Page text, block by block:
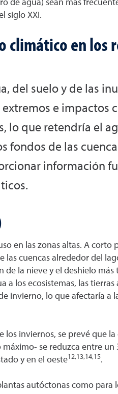
siglo XXI.
climático en los
del suelo y de las
e impactos
lo que retendría el
fondos de las
información
en las zonas altas. A corto
cuencas alrededor del
la nieve y el deshielo
los ecosistemas, las tierras
invierno, lo que afectaría a
inviernos, se prevé que
se reduzca entre un
y en el oeste12,13,14,15.
autóctonas como para